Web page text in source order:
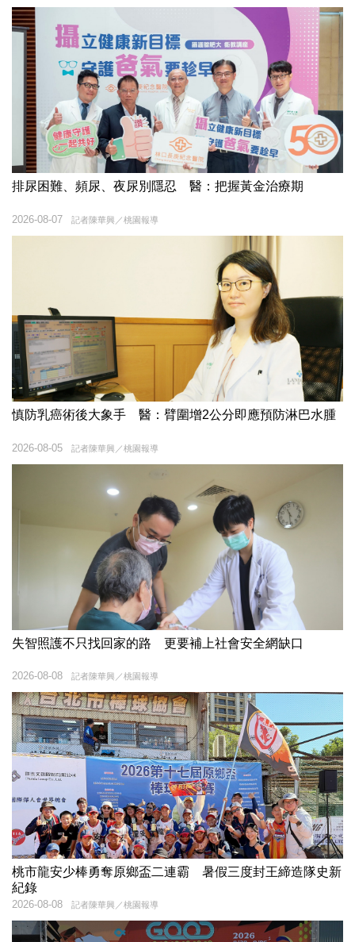
排尿困難、頻尿、夜尿別隱忍 醫：把握黃金治療期
記者陳華興／桃園報導
2026-08-07
慎防乳癌術後大象手 醫：臂圍增2公分即應預防淋巴水腫
記者陳華興／桃園報導
2026-08-05
失智照護不只找回家的路 更要補上社會安全網缺口
記者陳華興／桃園報導
2026-08-08
桃市龍安少棒勇奪原鄉盃二連霸 暑假三度封王締造隊史新
紀錄
記者陳華興／桃園報導
2026-08-08